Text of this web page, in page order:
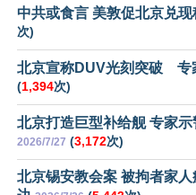
中共或食言 美敦促北京兑
次)
北京宣称DUV光刻突破 专
(1,394次)
北京打造巨型补给舰 专家
2026/7/27 (3,172次)
北京锡安教会案 被拘者家